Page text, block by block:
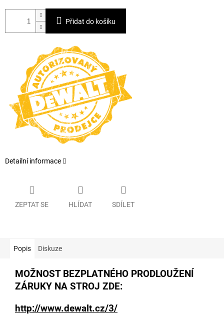
Přidat do košíku
Detailní informace
ZEPTAT SE HLÍDAT SDÍLET
Popis Diskuze
MOŽNOST BEZPLATNÉHO PRODLOUŽENÍ
ZÁRUKY NA STROJ ZDE:
http://www.dewalt.cz/3/